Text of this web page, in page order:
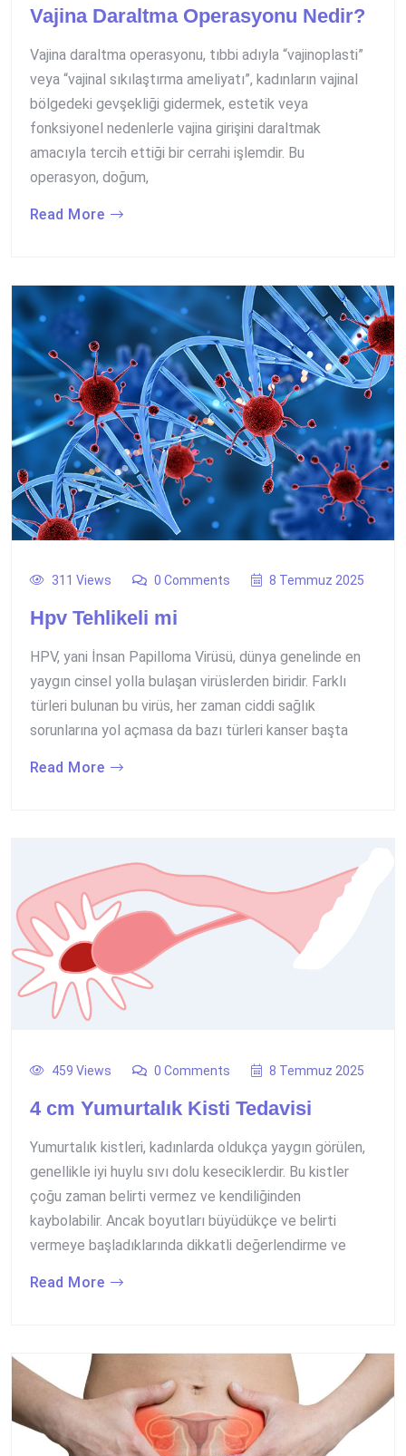
Vajina Daraltma Operasyonu Nedir?
Vajina daraltma operasyonu, tıbbi adıyla “vajinoplasti”
veya “vajinal sıkılaştırma ameliyatı”, kadınların vajinal
bölgedeki gevşekliği gidermek, estetik veya
fonksiyonel nedenlerle vajina girişini daraltmak
amacıyla tercih ettiği bir cerrahi işlemdir. Bu
operasyon, doğum,
Read More
311 Views 0 Comments 8 Temmuz 2025
Hpv Tehlikeli mi
HPV, yani İnsan Papilloma Virüsü, dünya genelinde en
yaygın cinsel yolla bulaşan virüslerden biridir. Farklı
türleri bulunan bu virüs, her zaman ciddi sağlık
sorunlarına yol açmasa da bazı türleri kanser başta
Read More
459 Views 0 Comments 8 Temmuz 2025
4 cm Yumurtalık Kisti Tedavisi
Yumurtalık kistleri, kadınlarda oldukça yaygın görülen,
genellikle iyi huylu sıvı dolu keseciklerdir. Bu kistler
çoğu zaman belirti vermez ve kendiliğinden
kaybolabilir. Ancak boyutları büyüdükçe ve belirti
vermeye başladıklarında dikkatli değerlendirme ve
Read More